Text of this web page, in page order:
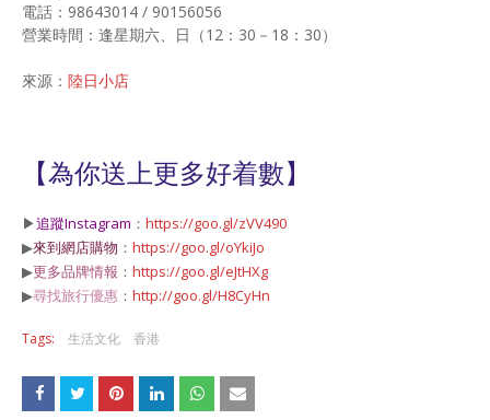
電話：98643014 / 90156056
營業時間：逢星期六、日（12：30－18：30）
來源： 陸日小店
【為你送上更多好着數】
▶追蹤Instagram ： https://goo.gl/zVV490
▶來到網店購物 ： https://goo.gl/oYkiJo
▶更多品牌情報 ： https://goo.gl/eJtHXg
▶尋找旅行優惠 ： http://goo.gl/H8CyHn
Tags: 生活文化 香港